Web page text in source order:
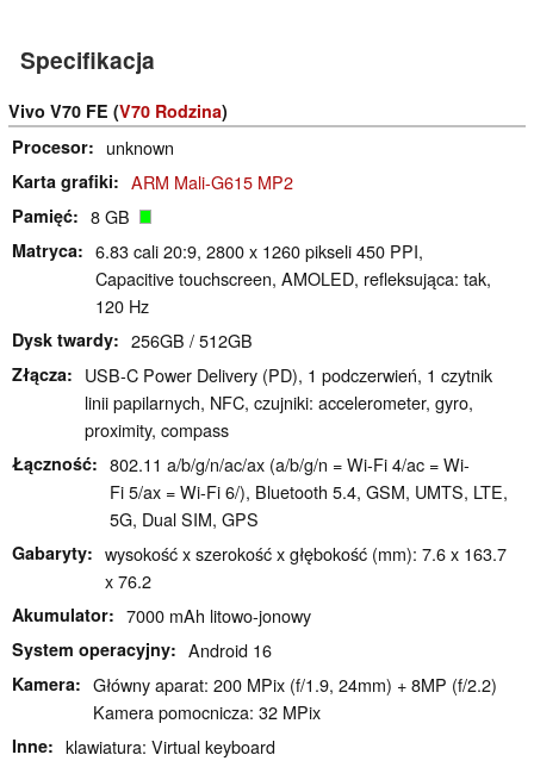
Specifikacja
Vivo V70 FE (V70 Rodzina)
Procesor
unknown
Karta grafiki ARM Mali-G615 MP2
Pamięć 8 GB
Matryca
6.83 cali 20:9, 2800 x 1260 pikseli 450 PPI,
Capacitive touchscreen, AMOLED, refleksująca: tak,
120 Hz
Dysk twardy 256GB / 512GB
Złącza
USB-C Power Delivery (PD), 1 podczerwień, 1 czytnik
linii papilarnych, NFC, czujniki: accelerometer, gyro,
proximity, compass
Łączność
802.11 a/b/g/n/ac/ax (a/b/g/n = Wi-Fi 4/ac = Wi-
Fi 5/ax = Wi-Fi 6/), Bluetooth 5.4, GSM, UMTS, LTE,
5G, Dual SIM, GPS
Gabaryty
wysokość x szerokość x głębokość (mm): 7.6 x 163.7
x 76.2
Akumulator 7000 mAh litowo-jonowy
System operacyjny Android 16
Kamera
Główny aparat: 200 MPix (f/1.9, 24mm) + 8MP (f/2.2)
Kamera pomocnicza: 32 MPix
Inne klawiatura: Virtual keyboard